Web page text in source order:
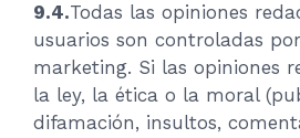
9.4.Todas las opiniones
usuarios son controladas
marketing. Si las opiniones
la ley, la ética o la moral
difamación, insultos,